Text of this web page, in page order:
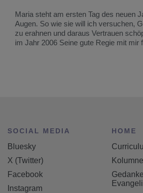
Maria steht am ersten Tag des neuen
Augen. So wie sie will ich versuchen,
zu erahnen und daraus Vertrauen
im Jahr 2006 Seine gute Regie mit mir
SOCIAL MEDIA
Bluesky
X (Twitter)
Facebook
Instagram
HOME
Kolumne